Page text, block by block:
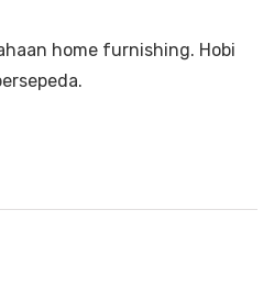
home furnishing. Hobi